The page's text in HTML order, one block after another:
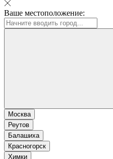
Ваше местоположение:
Москва
Реутов
Балашиха
Красногорск
Химки